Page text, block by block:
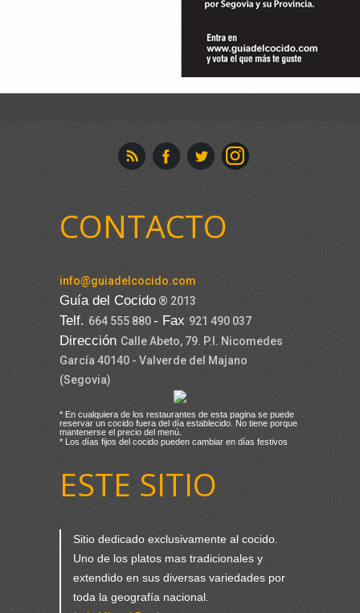
CONTACTO
info@guiadelcocido.com
Guía del Cocido ® 2013
Telf. 664 555 880- Fax 921 490 037
Dirección Calle Abeto, 79. P.I. Nicomedes
García 40140 - Valverde del Majano
(Segovia)
* En cualquiera de los restaurantes de esta pagina se puede
reservar un cocido fuera del día establecido. No tiene porque
mantenerse el precio del menú.
* Los días fijos del cocido pueden cambiar en días festivos
ESTE SITIO
Sitio dedicado exclusivamente al cocido.
Uno de los platos mas tradicionales y
extendido en sus diversas variedades por
toda la geografía nacional.